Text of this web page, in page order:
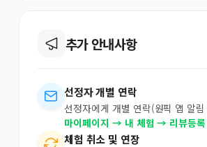
추가 안내사항
선정자 개별 연락
선정자에게 개별 연락(원픽 앱 알
마이페이지 → 내 체험 → 리뷰등록
체험 취소 및 연장